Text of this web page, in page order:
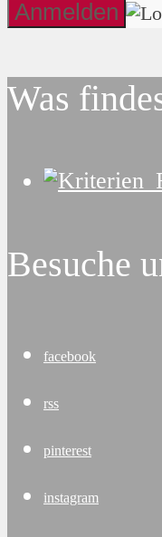
Was
Besuche
facebook
rss
pinterest
instagram